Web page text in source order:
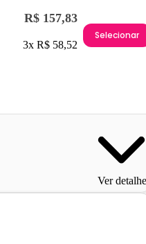
R$ 157,83
3x R$ 58,52
Selecionar
Ver